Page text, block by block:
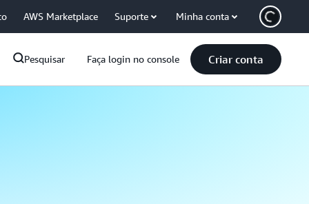
AWS Marketplace Suporte Minha conta
Pesquisar Faça login no console Criar conta